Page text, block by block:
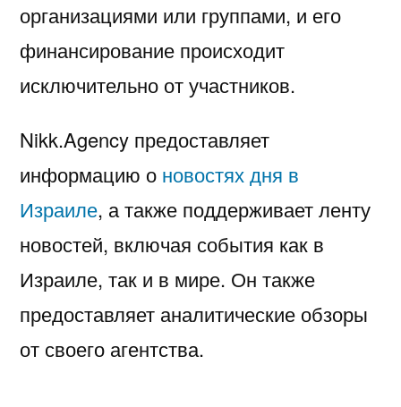
организациями или группами, и его
финансирование происходит
исключительно от участников.
Nikk.Agency предоставляет
информацию о новостях дня в
Израиле, а также поддерживает ленту
новостей, включая события как в
Израиле, так и в мире. Он также
предоставляет аналитические обзоры
от своего агентства.